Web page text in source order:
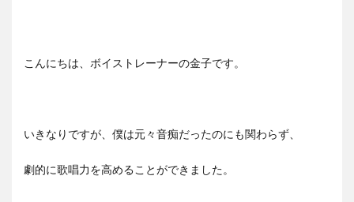
こんにちは、ボイストレーナーの金子です。
いきなりですが、僕は元々音痴だったのにも関わらず、
劇的に歌唱力を高めることができました。